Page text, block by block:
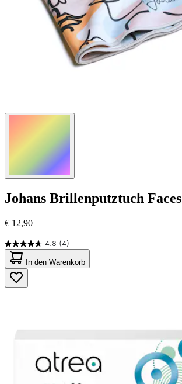
Johans Brillenputztuch Faces
€ 12,90
4.8 (4)
4.8
von
5
Sternen.
4
In den Warenkorb